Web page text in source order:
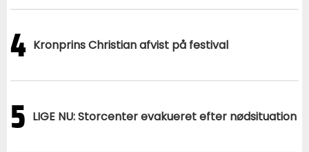
4 Kronprins Christian afvist på festival
5 LIGE NU: Storcenter evakueret efter nødsituation